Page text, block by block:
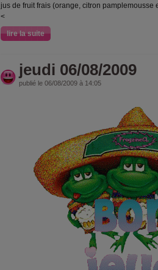
jus de fruit frais (orange, citron pamplemousse
<
lire la suite
jeudi 06/08/2009
publié le 06/08/2009 à 14:05